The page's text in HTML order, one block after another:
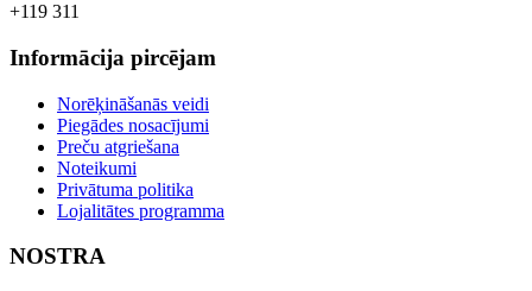
+119 311
Informācija pircējam
Norēķināšanās veidi
Piegādes nosacījumi
Preču atgriešana
Noteikumi
Privātuma politika
Lojalitātes programma
NOSTRA